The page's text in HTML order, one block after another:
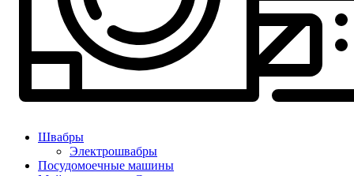
Швабры
Электрошвабры
Посудомоечные машины